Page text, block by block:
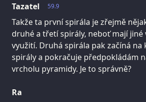
59.9
Tazatel
Takže ta první spirála je zřejmě
druhé a třetí spirály, neboť mají jiné
využití. Druhá spirála pak začíná na
spirály a pokračuje předpokládám
vrcholu pyramidy. Je to správně?
Ra